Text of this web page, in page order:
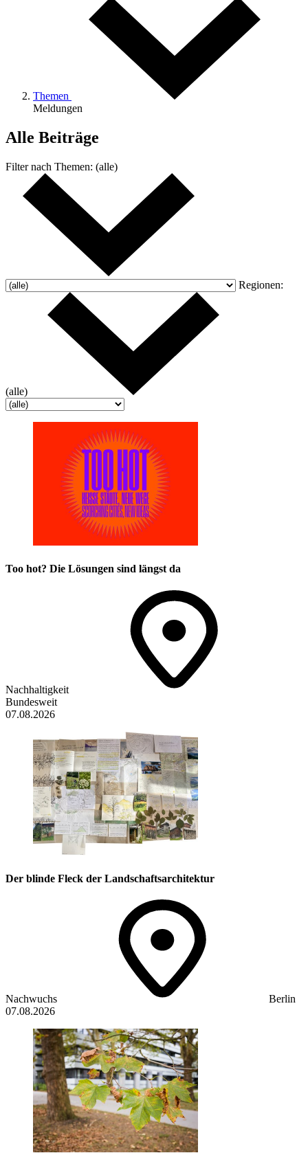
Themen
Meldungen
Alle Beiträge
Filter nach Themen: (alle)
Regionen:
(alle)
Too hot? Die Lösungen sind längst da
Nachhaltigkeit
Bundesweit
07.08.2026
Der blinde Fleck der Landschaftsarchitektur
Nachwuchs
Berlin
07.08.2026